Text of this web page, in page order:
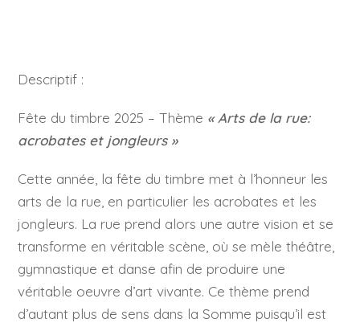
Descriptif :
Fête du timbre 2025 – Thème « Arts de la rue:
acrobates et jongleurs »
Cette année, la fête du timbre met à l’honneur les
arts de la rue, en particulier les acrobates et les
jongleurs. La rue prend alors une autre vision et se
transforme en véritable scène, où se mèle théâtre,
gymnastique et danse afin de produire une
véritable oeuvre d’art vivante. Ce thème prend
d’autant plus de sens dans la Somme puisqu’il est